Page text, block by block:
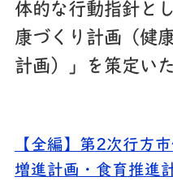
体的な行動指針と
康づくり計画（健
計画）」を策定い
【全編】第2次行方
増進計画・食育推進